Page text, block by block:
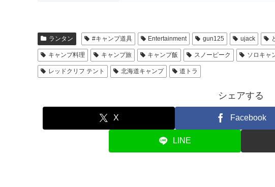
ランタン #キャンプ道具 Entertainment gun125 ujack
キャンプ料理 キャンプ旅 キャンプ飯 スノーピーク ソロキャ
レッドクリフ テント 北海道キャンプ 道トラ
シェアする
X Facebook
LINE